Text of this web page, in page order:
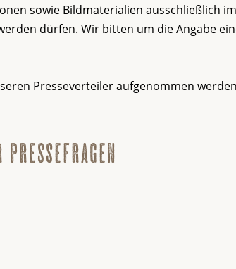
sowie Bildmaterialien ausschließlich
dürfen. Wir bitten um die Angabe
Presseverteiler aufgenommen